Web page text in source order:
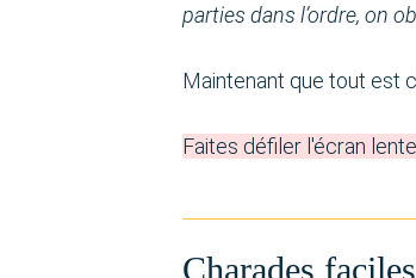
parties dans l’ordre, on
Maintenant que tout est
Faites défiler l'écran
Charades